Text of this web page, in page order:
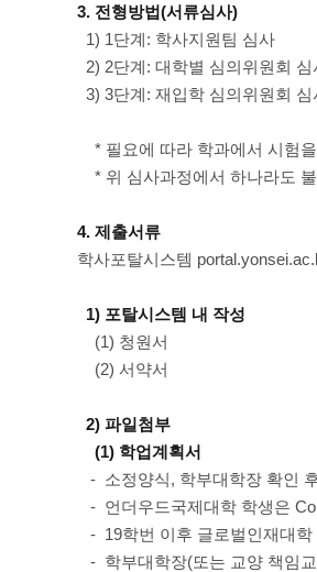
3. 전형방법(서류심사)
1) 1단계: 학사지원팀 심사
2) 2단계: 대학별 심의위원회 심
3) 3단계: 재입학 심의위원회 심
* 필요에 따라 학과에서 시험
* 위 심사과정에서 하나라도
4. 제출서류
학사포탈시스템
1) 포탈시스템 내 작성
(1) 청원서
(2) 서약서
2) 파일첨부
(1) 학업계획서
- 소정양식, 학부대학장 확인
- 언더우드국제대학 학생은
- 19학번 이후 글로벌인재대학
- 학부대학장(또는 교양 책임